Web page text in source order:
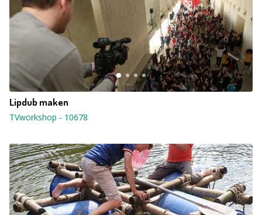
Lipdub maken
TVworkshop - 10678